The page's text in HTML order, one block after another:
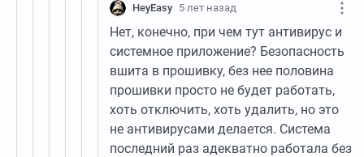
HeyEasy 5 лет назад
Нет, конечно, при чем тут антивирус и
системное приложение? Безопасность
вшита в прошивку, без нее половина
прошивки просто не будет работать,
хоть отключить, хоть удалить, но это
не антивирусами делается. Система
последний раз адекватно работала без